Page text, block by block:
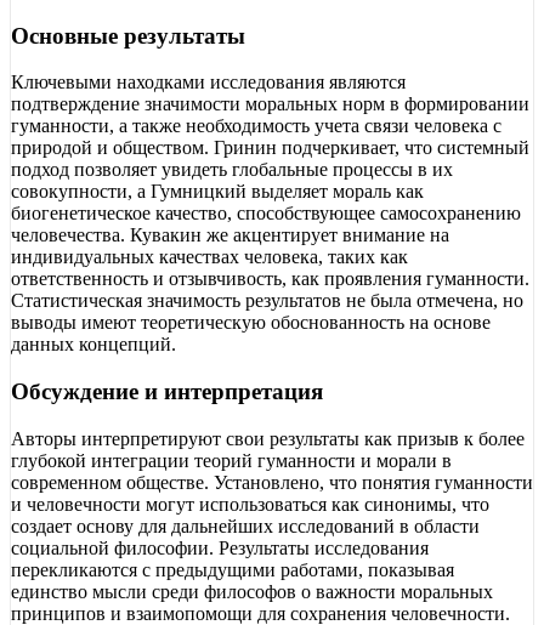
Основные результаты
Ключевыми находками исследования являются
подтверждение значимости моральных норм в формировании
гуманности, а также необходимость учета связи человека с
природой и обществом. Гринин подчеркивает, что системный
подход позволяет увидеть глобальные процессы в их
совокупности, а Гумницкий выделяет мораль как
биогенетическое качество, способствующее самосохранению
человечества. Кувакин же акцентирует внимание на
индивидуальных качествах человека, таких как
ответственность и отзывчивость, как проявления гуманности.
Статистическая значимость результатов не была отмечена, но
выводы имеют теоретическую обоснованность на основе
данных концепций.
Обсуждение и интерпретация
Авторы интерпретируют свои результаты как призыв к более
глубокой интеграции теорий гуманности и морали в
современном обществе. Установлено, что понятия гуманности
и человечности могут использоваться как синонимы, что
создает основу для дальнейших исследований в области
социальной философии. Результаты исследования
перекликаются с предыдущими работами, показывая
единство мысли среди философов о важности моральных
принципов и взаимопомощи для сохранения человечности.